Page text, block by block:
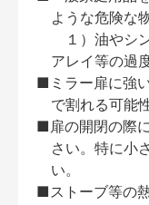
ような危険な
１）油やシ
アレイ等の過
■ミラー扉に強
で割れる可能
■扉の開閉の際
さい。特に小
い。
■ストーブ等の